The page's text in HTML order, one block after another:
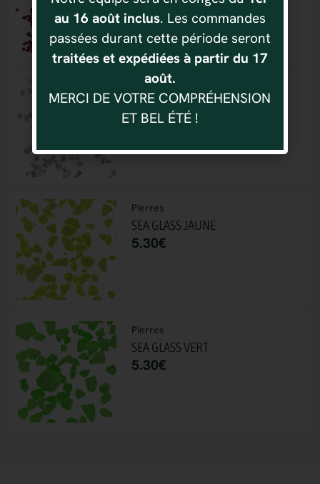
Pierres
GLASS ICE ROCKS NATUREL
4.70€
Pierres
SEA GLASS JAUNE
5.30€
Pierres
SEA GLASS VERT
5.30€
au 16 août inclus. Les commandes
passées durant cette période seront
traitées et expédiées à partir du 17
août.
MERCI DE VOTRE COMPRÉHENSION
ET BEL ÉTÉ !